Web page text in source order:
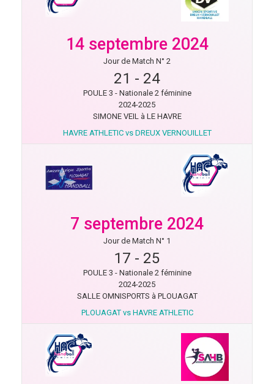
14 septembre 2024
Jour de Match N° 2
21 - 24
POULE 3 - Nationale 2 féminine
2024-2025
SIMONE VEIL à LE HAVRE
HAVRE ATHLETIC vs DREUX VERNOUILLET
7 septembre 2024
Jour de Match N° 1
17 - 25
POULE 3 - Nationale 2 féminine
2024-2025
SALLE OMNISPORTS à PLOUAGAT
PLOUAGAT vs HAVRE ATHLETIC